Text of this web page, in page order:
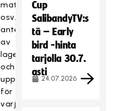
matchfunktionärer
osv.)
antecknas
av
laget
och
uppgifterna
för
varje
Cup
SalibandyTV:s
tä – Early
bird -hinta
tarjolla 30.7.
asti
24.07.2026